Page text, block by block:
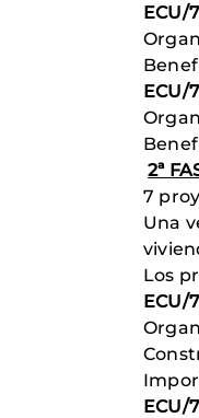
ECU/
ECU/
2ª
7
Una
Los
ECU/
ECU/